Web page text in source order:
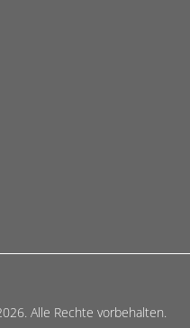
Alle Rechte vorbehalten.